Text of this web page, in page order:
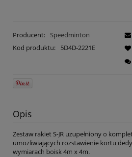
Producent:
Speedminton
Kod produktu:
5D4D-2221E
Opis
Zestaw rakiet S-JR uzupełniony o
umożliwiających rozstawienie kortu
wymiarach boisk 4m x 4m.